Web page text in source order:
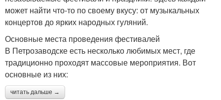
может найти что-то по своему вкусу: от музыкальных
концертов до ярких народных гуляний.
Основные места проведения фестивалей
В Петрозаводске есть несколько любимых мест, где
традиционно проходят массовые мероприятия. Вот
основные из них:
читать дальше →